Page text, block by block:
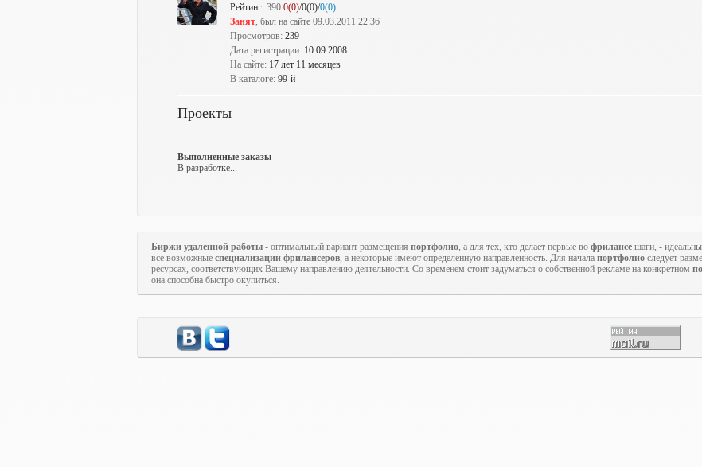
Рейтинг: 390 0(0)/0(0)/0(0)
Занят, был на сайте 09.03.2011 22:36
Просмотров: 239
Дата регистрации: 10.09.2008
На сайте: 17 лет 11 месяцев
В каталоге: 99-й
Проекты
Выполненные заказы
В разработке...
Биржи удаленной работы - оптимальный вариант размещения портфолио, а для тех, кто делает первые во фрилансе шаги, -
все возможные специализации фрилансеров, а некоторые имеют определенную направленность. Для начала портфолио следует
ресурсах, соответствующих Вашему направлению деятельности. Со временем стоит задуматься о собственной рекламе на конкретном
она способна быстро окупиться.